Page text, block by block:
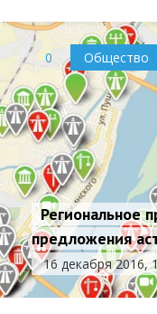
0 Общество
Региональное
предложения
16 декабря 2016,